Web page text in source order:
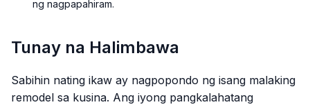
ng nagpapahiram.
Tunay na Halimbawa
Sabihin nating ikaw ay nagpopondo ng isang malaking
remodel sa kusina. Ang iyong pangkalahatang